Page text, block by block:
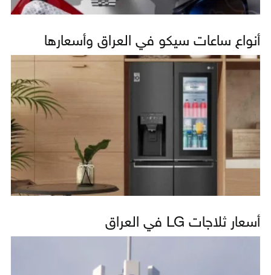
أنواع ساعات سيكو في العراق وأسعارها
أسعار ثلاجات LG في العراق